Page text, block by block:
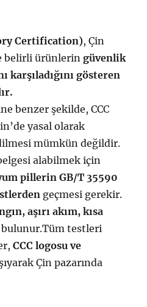
Certification), Çin
belirli ürünleringüvenlik
karşıladığını gösteren
benzer şekilde, CCC
yasal olarak
mümkün değildir.
alabilmek için
pillerin GB/T 35590
geçmesi gerekir.
aşırı akım, kısa
bulunur.Tüm testleri
CCC logosu ve
Çin pazarında